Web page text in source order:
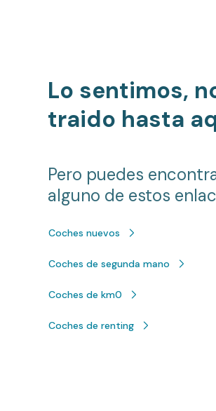
Lo sentimos,
traido hasta
Pero puedes
alguno de estos
Coches nuevos
Coches de segunda mano
Coches de km0
Coches de renting